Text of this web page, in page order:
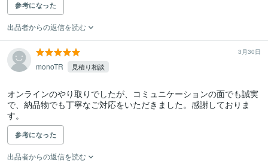
参考になった
出品者からの返信を読む
3月30日
monoTR 見積り相談
オンラインのやり取りでしたが、コミュニケーションの面でも誠実
で、納品物でも丁寧なご対応をいただきました。感謝しておりま
す。
参考になった
出品者からの返信を読む